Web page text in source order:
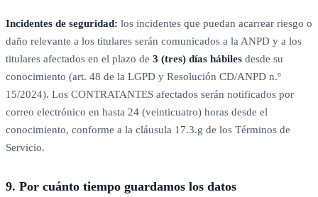
Incidentes de seguridad: los incidentes que puedan acarrear riesgo o
daño relevante a los titulares serán comunicados a la ANPD y a los
titulares afectados en el plazo de 3 (tres) días hábiles desde su
conocimiento (art. 48 de la LGPD y Resolución CD/ANPD n.º
15/2024). Los CONTRATANTES afectados serán notificados por
correo electrónico en hasta 24 (veinticuatro) horas desde el
conocimiento, conforme a la cláusula 17.3.g de los Términos de
Servicio.
9. Por cuánto tiempo guardamos los datos